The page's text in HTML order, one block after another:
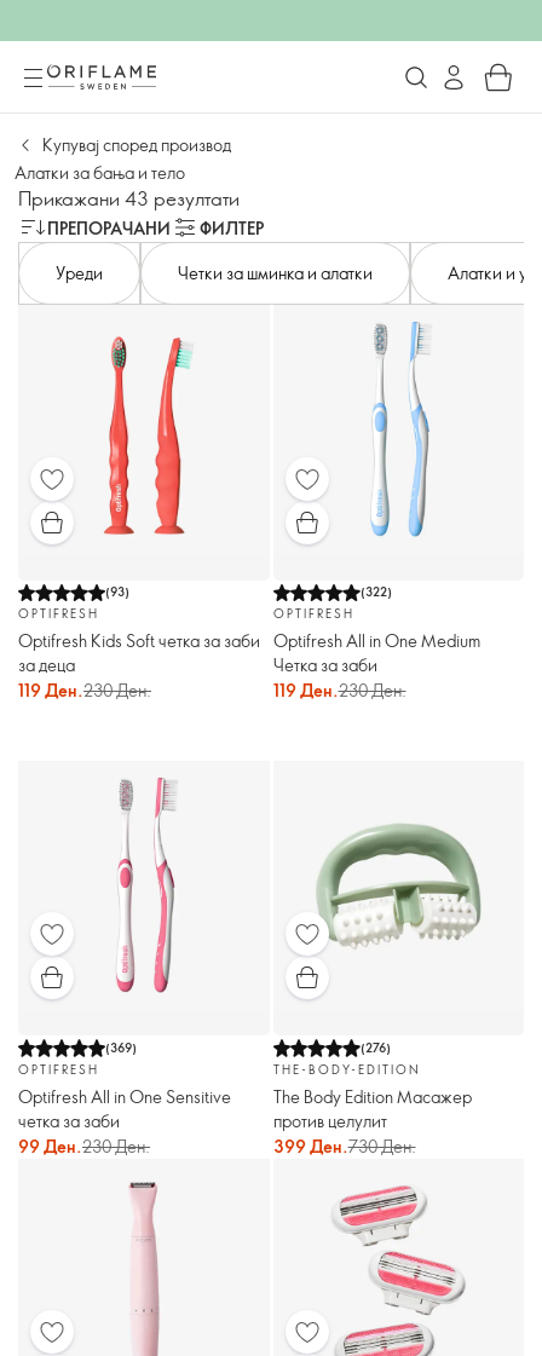
Купувај според производ
Алатки за бања и тело
Прикажани 43 резултати
ПРЕПОРАЧАНИ
ФИЛТЕР
Уреди
Четки за шминка и алатки Алатки и
(93)
OPTIFRESH
Optifresh Kids Soft четка за заби
за деца
119 Ден.230 Ден.
(322)
OPTIFRESH
Optifresh All in One Medium
Четка за заби
119 Ден.230 Ден.
(369)
OPTIFRESH
Optifresh All in One Sensitive
четка за заби
99 Ден.230 Ден.
(276)
THE-BODY-EDITION
The Body Edition Масажер
против целулит
399 Ден.730 Ден.